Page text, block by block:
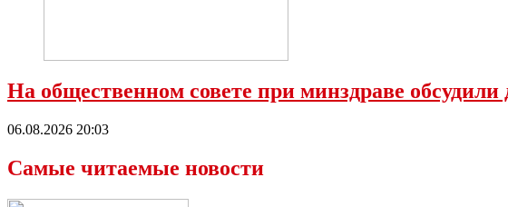
На общественном совете при минздраве
06.08.2026 20:03
Самые читаемые новости